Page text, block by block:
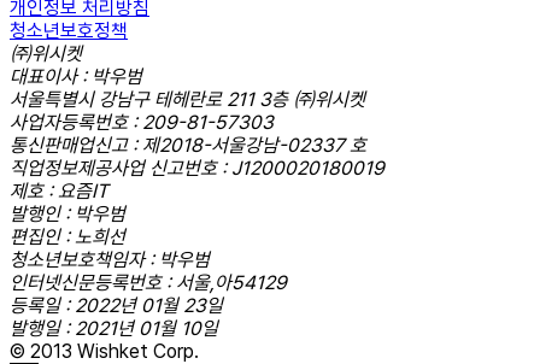
개인정보 처리방침
청소년보호정책
㈜위시켓
대표이사 : 박우범
서울특별시 강남구 테헤란로 211 3층 ㈜위시켓
사업자등록번호 : 209-81-57303
통신판매업신고 : 제2018-서울강남-02337 호
직업정보제공사업 신고번호 : J1200020180019
제호 : 요즘IT
발행인 : 박우범
편집인 : 노희선
청소년보호책임자 : 박우범
인터넷신문등록번호 : 서울,아54129
등록일 : 2022년 01월 23일
발행일 : 2021년 01월 10일
© 2013 Wishket Corp.